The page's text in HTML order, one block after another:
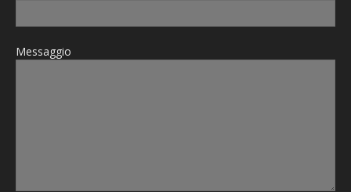
Messaggio